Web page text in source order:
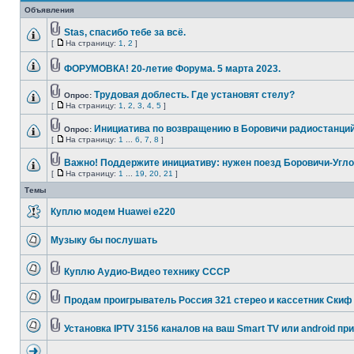
Объявления
Stas, спасибо тебе за всё.
[ На страницу: 1 2 ]
ФОРУМОВКА! 20-летие Форума. 5 марта 2023.
Опрос: Трудовая доблесть. Где установят стелу?
[ На страницу: 1 2 3 4 5 ]
Опрос: Инициатива по возвращению в Боровичи
[ На страницу: 1 6 7 8 ]
Важно! Поддержите инициативу: нужен поезд Боровичи-
[ На страницу: 1 19 20 21 ]
Темы
Куплю модем Huawei e220
Музыку бы послушать
Куплю Аудио-Видео технику СССР
Продам проигрыватель Россия 321 стерео и кассетник
Установка IPTV 3156 каналов на ваш Smart TV или android